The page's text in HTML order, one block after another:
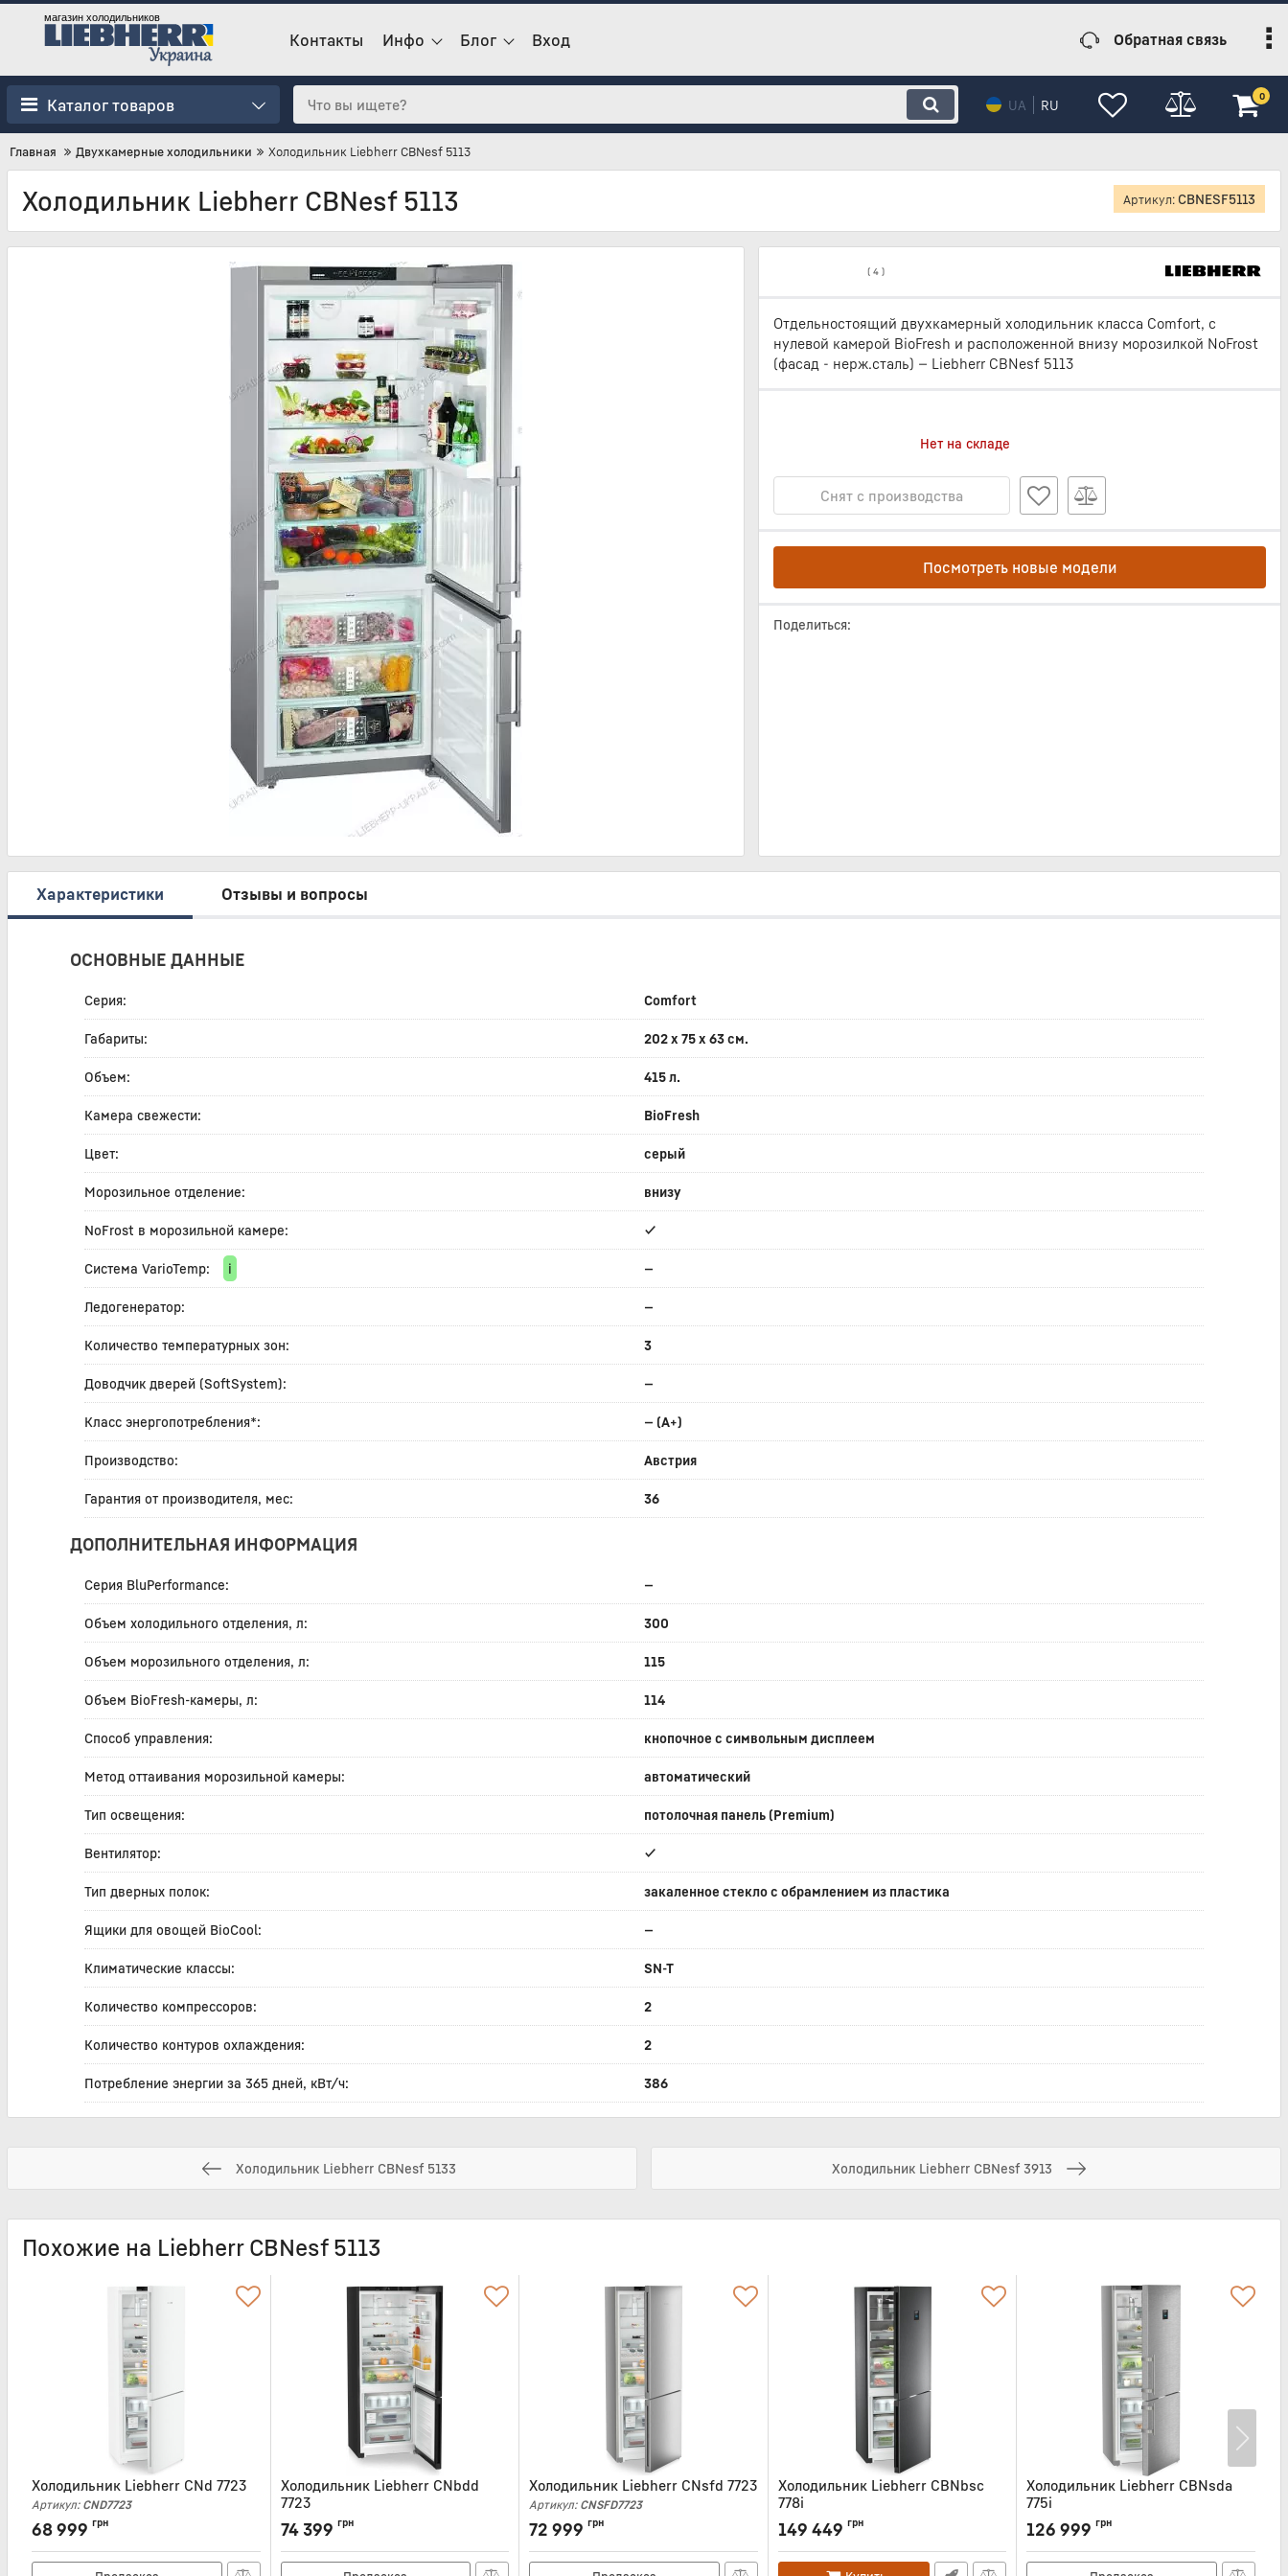
магазин холодильников
Контакты Инфо Блог Вход Обратная связь
Каталог товаров RU
UA
0
Главная Двухкамерные холодильники Холодильник Liebherr CBNesf 5113
Холодильник Liebherr CBNesf 5113 Артикул: CBNESF5113
( 4 )
Отдельностоящий двухкамерный холодильник класса Comfort, с
нулевой камерой BioFresh и расположенной внизу морозилкой NoFrost
(фасад - нерж.сталь) — Liebherr CBNesf 5113
Нет на складе
Снят с производства
Посмотреть новые модели
Поделиться:
Характеристики Отзывы и вопросы
ОСНОВНЫЕ ДАННЫЕ
Серия: Comfort
Габариты: 202 x 75 x 63 см.
Объем: 415 л.
Камера свежести: BioFresh
Цвет: серый
Морозильное отделение: внизу
NoFrost в морозильной камере: ✔
Система VarioTemp: i —
Ледогенератор: —
Количество температурных зон: 3
Доводчик дверей (SoftSystem): —
Класс энергопотребления*: — (A+)
Производство: Австрия
Гарантия от производителя, мес: 36
ДОПОЛНИТЕЛЬНАЯ ИНФОРМАЦИЯ
Серия BluPerformance: —
Объем холодильного отделения, л: 300
Объем морозильного отделения, л: 115
Объем BioFresh-камеры, л: 114
Способ управления: кнопочное с символьным дисплеем
Метод оттаивания морозильной камеры: автоматический
Тип освещения: потолочная панель (Premium)
Вентилятор: ✔
Тип дверных полок: закаленное стекло с обрамлением из пластика
Ящики для овощей BioCool: —
Климатические классы: SN-T
Количество компрессоров: 2
Количество контуров охлаждения: 2
Потребление энергии за 365 дней, кВт/ч: 386
Холодильник Liebherr CBNesf 5133 Холодильник Liebherr CBNesf 3913
Похожие на Liebherr CBNesf 5113
Холодильник Liebherr CNd 7723
Артикул: CND7723
68 999 грн
Холодильник Liebherr CNbdd
7723
Артикул: CNBDD7723
74 399 грн
Холодильник Liebherr CNsfd 7723
Артикул: CNSFD7723
72 999 грн
Холодильник Liebherr CBNbsc
778i
Артикул: CBNBSC778I
149 449 грн
Холодильник Liebherr CBNsda
775i
Артикул: CBNSDA775I
126 999 грн